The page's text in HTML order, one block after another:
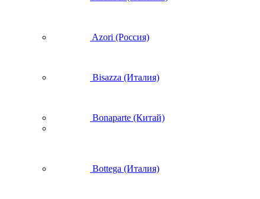
Azori (Россия)
Bisazza (Италия)
Bonaparte (Китай)
Bottega (Италия)